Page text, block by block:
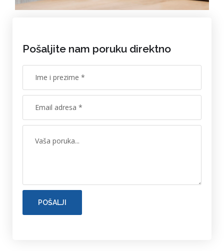
Pošaljite nam poruku direktno
POŠALJI